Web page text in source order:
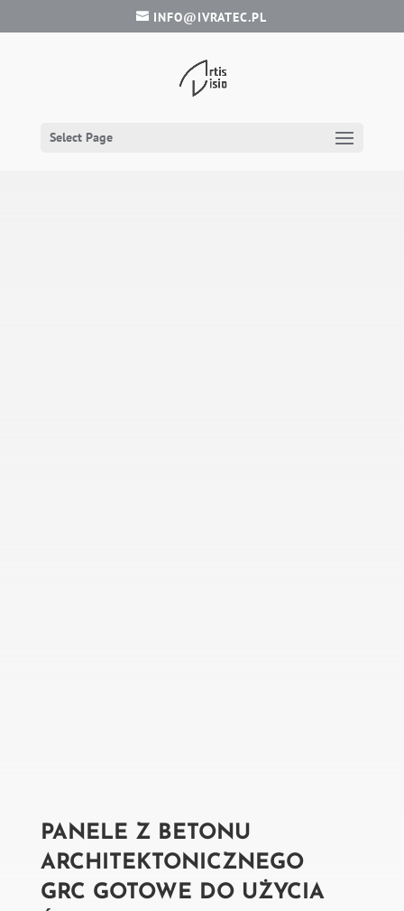
INFO@IVRATEC.PL
Select Page
PANELE Z BETONU
ARCHITEKTONICZNEGO
GRC GOTOWE DO UŻYCIA